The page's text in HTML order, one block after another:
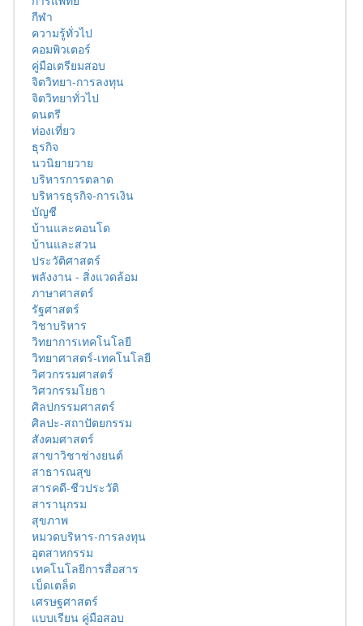
กีฬา
ความรู้ทั่วไป
คอมพิวเตอร์
คู่มือเตรียมสอบ
จิตวิทยา-การลงทุน
จิตวิทยาทั่วไป
ดนตรี
ท่องเที่ยว
ธุรกิจ
นวนิยายวาย
บริหารการตลาด
บริหารธุรกิจ-การเงิน
บัญชี
บ้านและคอนโด
บ้านและสวน
ประวัติศาสตร์
พลังงาน - สิ่งแวดล้อม
ภาษาศาสตร์
รัฐศาสตร์
วิชาบริหาร
วิทยาการเทคโนโลยี
วิทยาศาสตร์-เทคโนโลยี
วิศวกรรมศาสตร์
วิศวกรรมโยธา
ศิลปกรรมศาสตร์
ศิลปะ-สถาปัตยกรรม
สังคมศาสตร์
สาขาวิชาช่างยนต์
สาธารณสุข
สารคดี-ชีวประวัติ
สารานุกรม
สุขภาพ
หมวดบริหาร-การลงทุน
อุตสาหกรรม
เทคโนโลยีการสื่อสาร
เบ็ดเตล็ด
เศรษฐศาสตร์
แบบเรียน คู่มือสอบ